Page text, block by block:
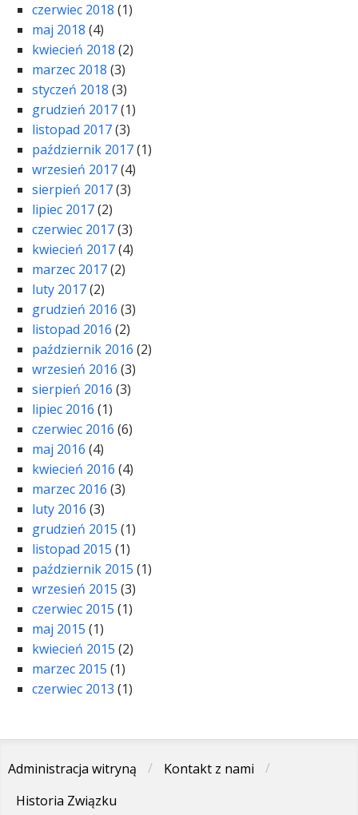
czerwiec 2018 (1)
maj 2018 (4)
kwiecień 2018 (2)
marzec 2018 (3)
styczeń 2018 (3)
grudzień 2017(1)
listopad 2017(3)
październik 2017(1)
wrzesień 2017(4)
sierpień 2017(3)
lipiec 2017(2)
czerwiec 2017(3)
kwiecień 2017(4)
marzec 2017(2)
luty 2017(2)
grudzień 2016 (3)
listopad 2016 (2)
październik 2016 (2)
wrzesień 2016 (3)
sierpień 2016 (3)
lipiec 2016 (1)
czerwiec 2016 (6)
maj 2016 (4)
kwiecień 2016 (4)
marzec 2016 (3)
luty 2016 (3)
grudzień 2015 (1)
listopad 2015 (1)
październik 2015 (1)
wrzesień 2015 (3)
czerwiec 2015 (1)
maj 2015 (1)
kwiecień 2015 (2)
marzec 2015 (1)
czerwiec 2013 (1)
Administracja witryną
Kontakt z nami
Historia Związku